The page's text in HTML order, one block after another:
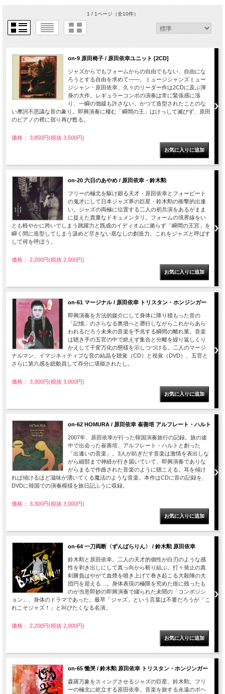
1 / 1ページ（全10件）
on-9 原田椅子 / 原田依幸ユニット [2CD]
ジャズからでもフォームからの自由でもない、自由にな
ろうとする自由を求めて――。ミュージシャンズミュー
ジシャン・原田依幸、久々のリーダー作は2CDに及ぶ渾
身の大作。レギュラーコンボの演奏は常に緊張感に漲
り、一瞬の弛緩も許さない。かつて造型されたことのな
い摩訶不思議な音の象り。即興演奏に棲む「瞬間の王」はけっして滅びず、原田
のピアノの裡に宿り再び甦る。
価格： 3,850円(税抜 3,500円)
on-20 六日のあやめ / 原田依幸・鈴木勲
フリーの極北を駆け廻る天才・原田依幸とフォービート
の鬼才にして日本ジャズ界の巨星・­鈴木勲の衝撃的出逢
い。ジャズの両極に位置する二人の初共演をあるがまま
に捉えた貴重なドキュメンタリ。フォームの境界線をい
とも軽やかに跨いでしまう跳躍力と既成のイデ­ィオムに拠らず「瞬間の王宮」を
瞬く間に造型してしまう汲めど尽きない底なしの創造力。­これをジャズと呼ばす
して何を呼ぼう。
価格： 2,200円(税抜 2,000円)
on-61 マージナル / 原田依幸 トリスタン・ホンジンガー
即興演奏を方法的媒介にして身体に降り積もった音の
「記憶」のさらなる奥墳へと遡行しながらこれからあら
われるだろう未来の音楽を予兆する瞬間の離れ業。音楽
は聴き手の五官の中で絶えず集合と分離を繰り返しくり
かえして千変万化の態様を示しつづける。二人のマージ
ナルマン、イマジネィティブな音の結晶を聴覚（CD）と視覚（DVD）、五官と
さらに第六感を総動員して存分に堪能されたし。
価格： 3,300円(税抜 3,000円)
on-62 HOMURA / 原田依幸 崔善培 アルフレート・ハルト
2007年、原田依幸が行った韓国演奏旅行の記録。旅の途
中で出会った崔善培、アルフレート・ハルトと創った
「出逢いの音楽」。3人が紡ぎだす音楽は激情を表出しな
がら細部まで神経が行き届いていて、即興演奏でありな
がらまるで作曲された音楽のように聴こえる。耳を傾け
れば傾けるほど滋味が湧いてくる魔法のような音楽。本作はCDに音の記録を、
DVDに韓国での演奏模様を旅日記ふうに収録。
価格： 3,300円(税抜 3,000円)
on-64 一刀両断〈ずんばらりん〉 / 鈴木勲 原田依幸
鈴木勲と原田依幸。二人の天才的個性が白刃のような感
性を剥き出しにして真っ向から斬り結ぶ。打々発止の真
剣勝負はやがて血煙を噴き上げて巻き起こる大殺陣の大
団円を迎える…。身体表現の極限を究めた痕に残ったも
のが当意即妙の即興演奏で綴られた未聞の「コンポジシ
ョン」、身体のドラマであった。最早「ジャズ」という言葉は不要だろうが「こ
れこそジャズ！」と叫びたくなる名演。
価格： 2,200円(税抜 2,000円)
on-65 慟哭 / 鈴木勲 原田依幸 トリスタン・ホンジンガー
森羅万象をスィングさせるジャズの巨星、鈴木勲。フリ
ーの極北に屹立する原田依幸。音楽を旅する永遠のボヘ